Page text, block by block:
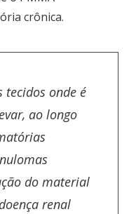
crônica.
tecidos onde é
ao longo
do material
renal